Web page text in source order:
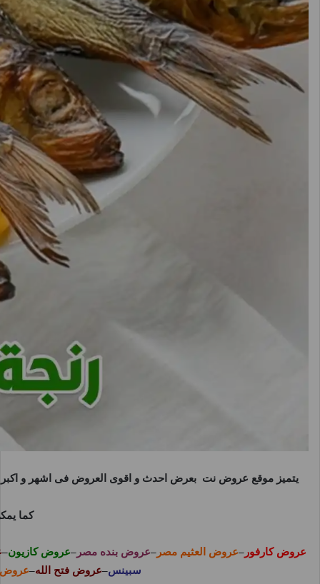
يتميز موقع عروض نت بعرض احدث و اقوى العروض فى اشهر و
كما
عروض كارفور–عروض العثيم مصر–عروض بنده مصر–عروض كازيون–
سبينس–عروض فتح الله–عروض